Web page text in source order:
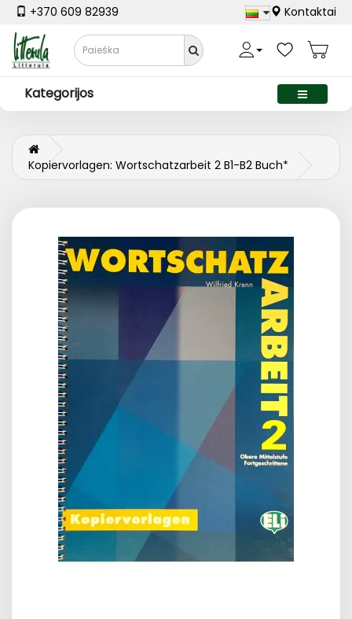
+370 609 82939 Kontaktai
Kategorijos
Kopiervorlagen: Wortschatzarbeit 2 B1-B2 Buch*